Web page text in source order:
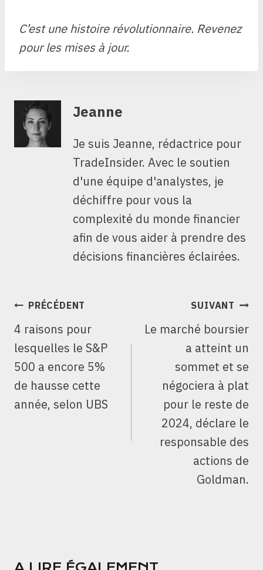
C’est une histoire révolutionnaire. Revenez
pour les mises à jour.
Jeanne
Je suis Jeanne, rédactrice pour
TradeInsider. Avec le soutien
d'une équipe d'analystes, je
déchiffre pour vous la
complexité du monde financier
afin de vous aider à prendre des
décisions financières éclairées.
NAVIGATION
L’ARTICLE
PRÉCÉDENT
4 raisons pour
lesquelles le S&P
500 a encore 5%
de hausse cette
année, selon UBS
SUIVANT
Le marché boursier
a atteint un
sommet et se
négociera à plat
pour le reste de
2024, déclare le
responsable des
actions de
Goldman.